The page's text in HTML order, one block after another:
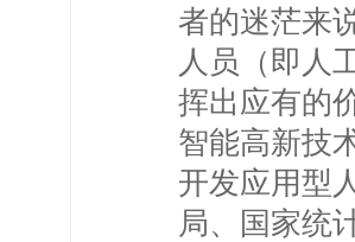
者的迷茫来
人员（即人
挥出应有的
智能高新技
开发应用型
局、国家统